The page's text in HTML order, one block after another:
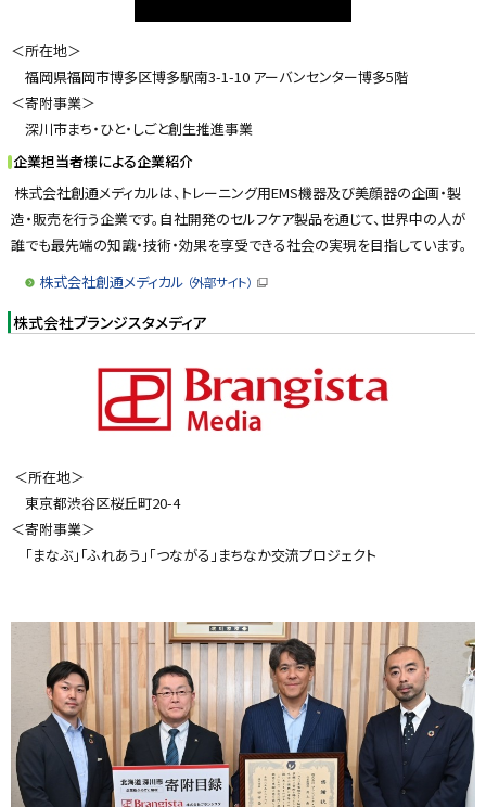
＜所在地＞
福岡県福岡市博多区博多駅南3-1-10 アーバンセンター博多5階
＜寄附事業＞
深川市まち・ひと・しごと創生推進事業
企業担当者様による企業紹介
株式会社創通メディカルは、トレーニング用EMS機器及び美顔器の企画・製
造・販売を行う企業です。自社開発のセルフケア製品を通じて、世界中の人が
誰でも最先端の知識・技術・効果を享受できる社会の実現を目指しています。
株式会社創通メディカル （外部サイト）
ウ
ド
ウ
開
き
株式会社ブランジスタメディア
＜所在地＞
東京都渋谷区桜丘町20-4
＜寄附事業＞
「まなぶ」「ふれあう」「つながる」まちなか交流プロジェクト